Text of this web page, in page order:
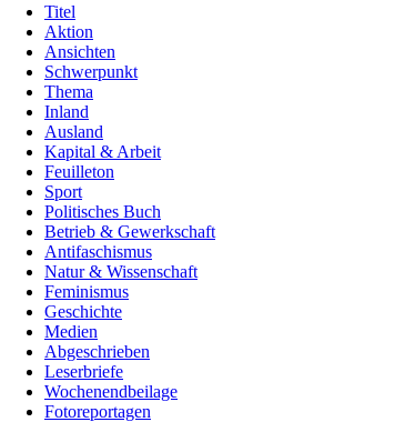
Titel
Aktion
Ansichten
Schwerpunkt
Thema
Inland
Ausland
Kapital & Arbeit
Feuilleton
Sport
Politisches Buch
Betrieb & Gewerkschaft
Antifaschismus
Natur & Wissenschaft
Feminismus
Geschichte
Medien
Abgeschrieben
Leserbriefe
Wochenendbeilage
Fotoreportagen